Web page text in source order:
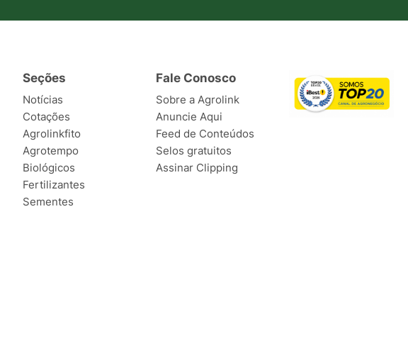
Seções
Notícias
Cotações
Agrolinkfito
Agrotempo
Biológicos
Fertilizantes
Sementes
Fale Conosco
Sobre a Agrolink
Anuncie Aqui
Feed de Conteúdos
Selos gratuitos
Assinar Clipping